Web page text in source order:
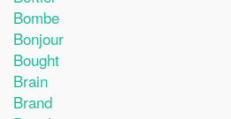
Bombe
Bonjour
Bought
Brain
Brand